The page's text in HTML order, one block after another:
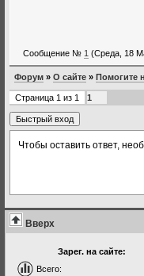
Сообщение № 1 (Среда, 18
Форум » О сайте » Помогите
Страница 1 из 1 1
Чтобы оставить ответ,
Вверх
Зарег. на сайте:
Всего: